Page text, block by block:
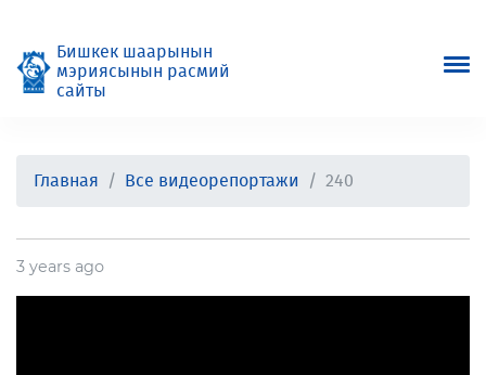
Бишкек шаарынын
мэриясынын расмий
сайты
Главная Все видеорепортажи 240
3 years ago